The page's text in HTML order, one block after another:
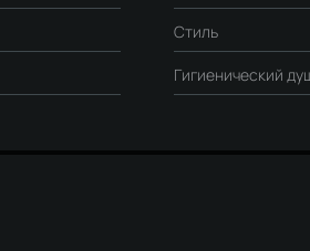
Стиль
Гигиенический